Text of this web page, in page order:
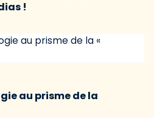
!
au prisme de la